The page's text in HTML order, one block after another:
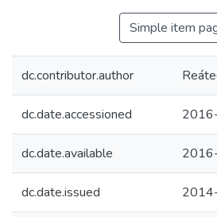
Simple item
dc.contributor.author
dc.date.accessioned
dc.date.available
dc.date.issued